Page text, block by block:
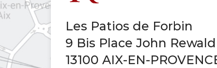
Les Patios de Forbin
9 Bis Place John Rewald
13100 AIX-EN-